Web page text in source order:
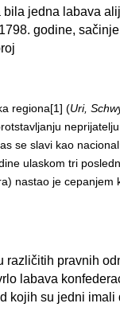
jedna labava
godine,
regiona[1] (Uri,
se slavi kao
ulaskom tri
nastao je cepanjem
različitih pravnih
labava
kojih su jedni imali